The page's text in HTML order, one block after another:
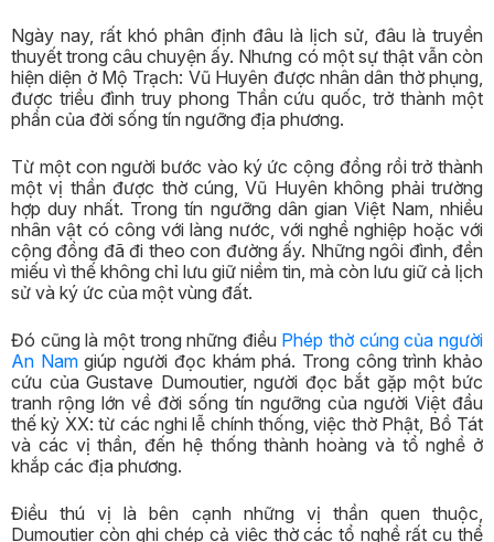
Ngày nay, rất khó phân định đâu là lịch sử, đâu là truyền
thuyết trong câu chuyện ấy. Nhưng có một sự thật vẫn còn
hiện diện ở Mộ Trạch: Vũ Huyên được nhân dân thờ phụng,
được triều đình truy phong Thần cứu quốc, trở thành một
phần của đời sống tín ngưỡng địa phương.
Từ một con người bước vào ký ức cộng đồng rồi trở thành
một vị thần được thờ cúng, Vũ Huyên không phải trường
hợp duy nhất. Trong tín ngưỡng dân gian Việt Nam, nhiều
nhân vật có công với làng nước, với nghề nghiệp hoặc với
cộng đồng đã đi theo con đường ấy. Những ngôi đình, đền
miếu vì thế không chỉ lưu giữ niềm tin, mà còn lưu giữ cả lịch
sử và ký ức của một vùng đất.
Đó cũng là một trong những điều Phép thờ cúng của người
An Namgiúp người đọc khám phá. Trong công trình khảo
cứu của Gustave Dumoutier, người đọc bắt gặp một bức
tranh rộng lớn về đời sống tín ngưỡng của người Việt đầu
thế kỷ XX: từ các nghi lễ chính thống, việc thờ Phật, Bồ Tát
và các vị thần, đến hệ thống thành hoàng và tổ nghề ở
khắp các địa phương.
Điều thú vị là bên cạnh những vị thần quen thuộc,
Dumoutier còn ghi chép cả việc thờ các tổ nghề rất cụ thể